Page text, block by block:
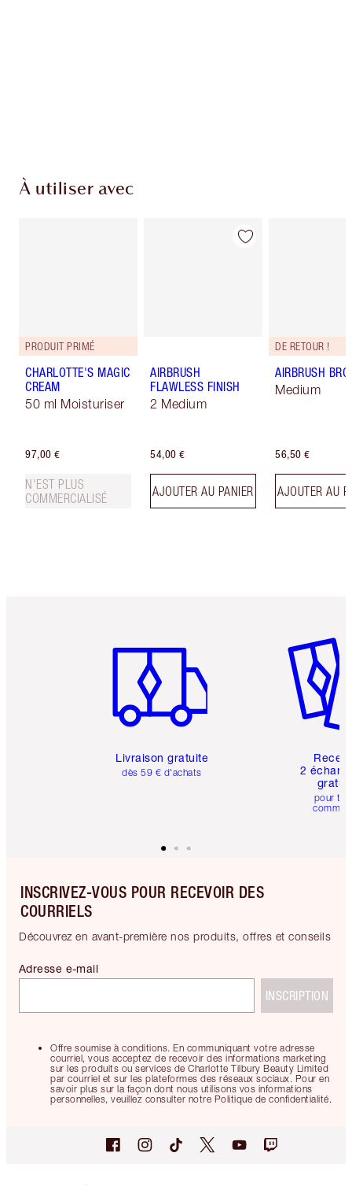
À utiliser avec
PRODUIT PRIMÉ
CHARLOTTE'S MAGIC
CREAM
50 ml Moisturiser
97,00 €
N'EST PLUS
COMMERCIALISÉ
AIRBRUSH
FLAWLESS FINISH
2 Medium
54,00 €
AJOUTER AU PANIER
DE RETOUR !
AIRBRUSH
Medium
56,50 €
AJOUTER AU
Livraison gratuite
dès 59 € d'achats
2
pour
INSCRIVEZ-VOUS POUR RECEVOIR DES
COURRIELS
Découvrez en avant-première nos produits, offres et conseils
Offre soumise à conditions. En communiquant votre adresse
courriel, vous acceptez de recevoir des informations marketing
sur les produits ou services de Charlotte Tilbury Beauty Limited
par courriel et sur les plateformes des réseaux sociaux. Pour en
savoir plus sur la façon dont nous utilisons vos informations
personnelles, veuillez consulter notre Politique de confidentialité.
Adresse e-mail
INSCRIPTION